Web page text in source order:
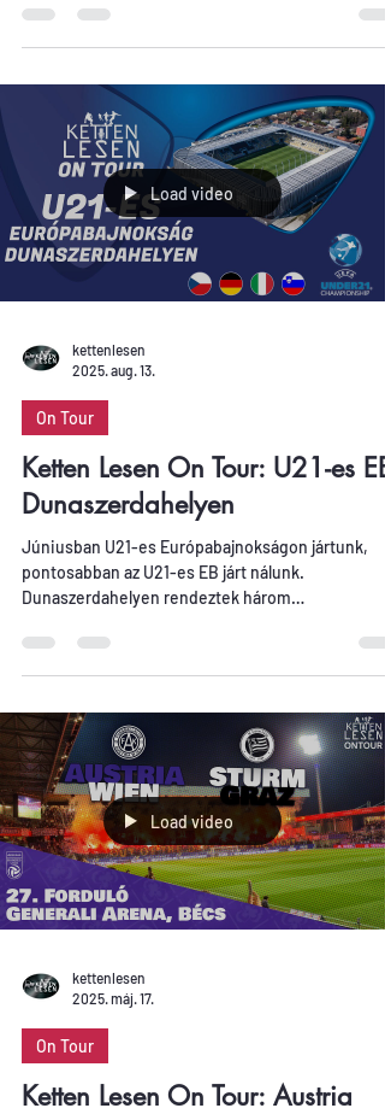
összecsapáson.
Load video
kettenlesen
2025. aug. 13.
On Tour
Ketten Lesen On Tour: U21-es EB
Dunaszerdahelyen
Júniusban U21-es Európabajnokságon jártunk,
pontosabban az U21-es EB járt nálunk.
Dunaszerdahelyen rendeztek három
hangulatfelelősök a csehek voltak, akik szép
számmal képviseltették magukat az
csapatok a gólokkal sem maradtak adósak.
Load video
kettenlesen
2025. máj. 17.
On Tour
Ketten Lesen On Tour: Austria